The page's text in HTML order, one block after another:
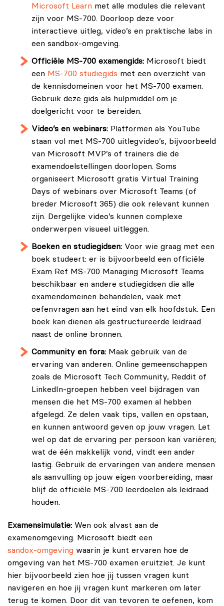
Microsoft Learn met alle modules die relevant
zijn voor MS-700. Doorloop deze voor
interactieve uitleg, video’s en praktische labs in
een sandbox-omgeving.
Officiële MS-700 examengids: Microsoft biedt
een MS-700 studiegids met een overzicht van
de kennisdomeinen voor het MS-700 examen.
Gebruik deze gids als hulpmiddel om je
doelgericht voor te bereiden.
Video’s en webinars: Platformen als YouTube
staan vol met MS-700 uitlegvideo’s, bijvoorbeeld
van Microsoft MVP’s of trainers die de
examendoelstellingen doorlopen. Soms
organiseert Microsoft gratis Virtual Training
Days of webinars over Microsoft Teams (of
breder Microsoft 365) die ook relevant kunnen
zijn. Dergelijke video’s kunnen complexe
onderwerpen visueel uitleggen.
Boeken en studiegidsen: Voor wie graag met een
boek studeert: er is bijvoorbeeld een officiële
Exam Ref MS-700 Managing Microsoft Teams
beschikbaar en andere studiegidsen die alle
examendomeinen behandelen, vaak met
oefenvragen aan het eind van elk hoofdstuk. Een
boek kan dienen als gestructureerde leidraad
naast de online bronnen.
Community en fora: Maak gebruik van de
ervaring van anderen. Online gemeenschappen
zoals de Microsoft Tech Community, Reddit of
LinkedIn-groepen hebben veel bijdragen van
mensen die het MS-700 examen al hebben
afgelegd. Ze delen vaak tips, vallen en opstaan,
en kunnen antwoord geven op jouw vragen. Let
wel op dat de ervaring per persoon kan variëren;
wat de één makkelijk vond, vindt een ander
lastig. Gebruik de ervaringen van andere mensen
als aanvulling op jouw eigen voorbereiding, maar
blijf de officiële MS-700 leerdoelen als leidraad
houden.
Examensimulatie: Wen ook alvast aan de
examenomgeving. Microsoft biedt een
sandox-omgeving waarin je kunt ervaren hoe de
omgeving van het MS-700 examen eruitziet. Je kunt
hier bijvoorbeeld zien hoe jij tussen vragen kunt
navigeren en hoe jij vragen kunt markeren om later
terug te komen. Door dit van tevoren te oefenen, kom